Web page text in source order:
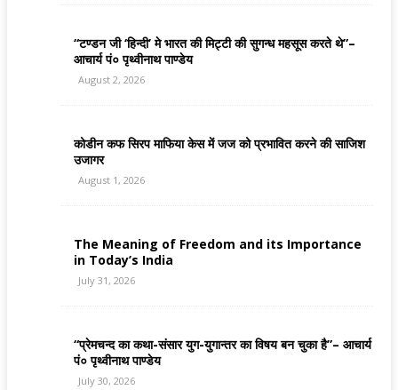
“टण्डन जी ‘हिन्दी’ मे भारत की मिट्टी की सुगन्ध महसूस करते थे”–
आचार्य पं० पृथ्वीनाथ पाण्डेय
August 2, 2026
कोडीन कफ सिरप माफिया केस में जज को प्रभावित करने की साजिश
उजागर
August 1, 2026
The Meaning of Freedom and its Importance
in Today’s India
July 31, 2026
“प्रेमचन्द का कथा-संसार युग-युगान्तर का विषय बन चुका है”– आचार्य
पं० पृथ्वीनाथ पाण्डेय
July 30, 2026